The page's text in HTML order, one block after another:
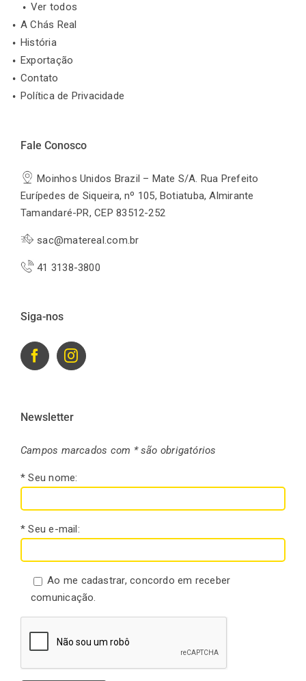
Ver todos
A Chás Real
História
Exportação
Contato
Política de Privacidade
Fale Conosco
Moinhos Unidos Brazil – Mate S/A. Rua Prefeito
Eurípedes de Siqueira, nº 105, Botiatuba, Almirante
Tamandaré-PR, CEP 83512-252
sac@matereal.com.br
41 3138-3800
Siga-nos
Newsletter
Campos marcados com * são obrigatórios
* Seu nome:
* Seu e-mail:
Ao me cadastrar, concordo em receber
comunicação.